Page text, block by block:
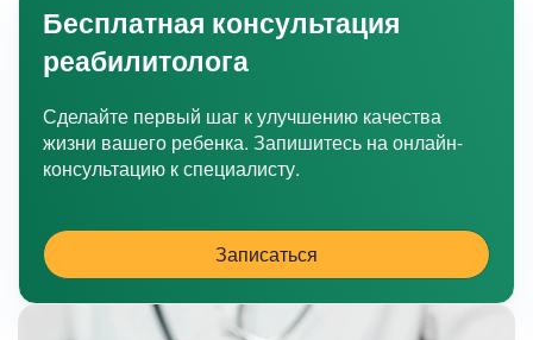
Бесплатная консультация
реабилитолога
Сделайте первый шаг к улучшению качества
жизни вашего ребенка. Запишитесь на онлайн-
консультацию к специалисту.
Записаться